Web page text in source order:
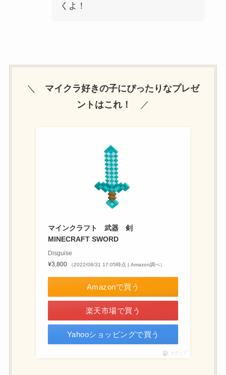
くよ！
＼ マイクラ好きの子にぴったりなプレゼ
ントはこれ！
／
マインクラフト 武器 剣
MINECRAFT SWORD
Disguise
¥3,800
（2022/08/31 17:05時点 | Amazon調べ）
Amazonで買う
楽天市場で買う
Yahooショッピングで買う
ポチップ